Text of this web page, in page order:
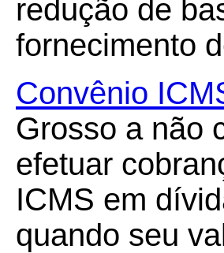
redução de
fornecimento
Convênio
Grosso a não
efetuar
ICMS em
quando seu